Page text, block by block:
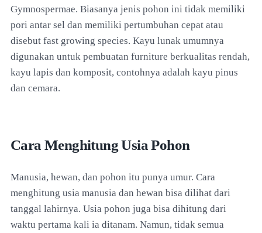
Gymnospermae. Biasanya jenis pohon ini tidak memiliki
pori antar sel dan memiliki pertumbuhan cepat atau
disebut fast growing species. Kayu lunak umumnya
digunakan untuk pembuatan furniture berkualitas rendah,
kayu lapis dan komposit, contohnya adalah kayu pinus
dan cemara.
Cara Menghitung Usia Pohon
Manusia, hewan, dan pohon itu punya umur. Cara
menghitung usia manusia dan hewan bisa dilihat dari
tanggal lahirnya. Usia pohon juga bisa dihitung dari
waktu pertama kali ia ditanam. Namun, tidak semua